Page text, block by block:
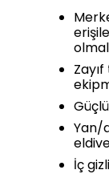
Yan/
İç